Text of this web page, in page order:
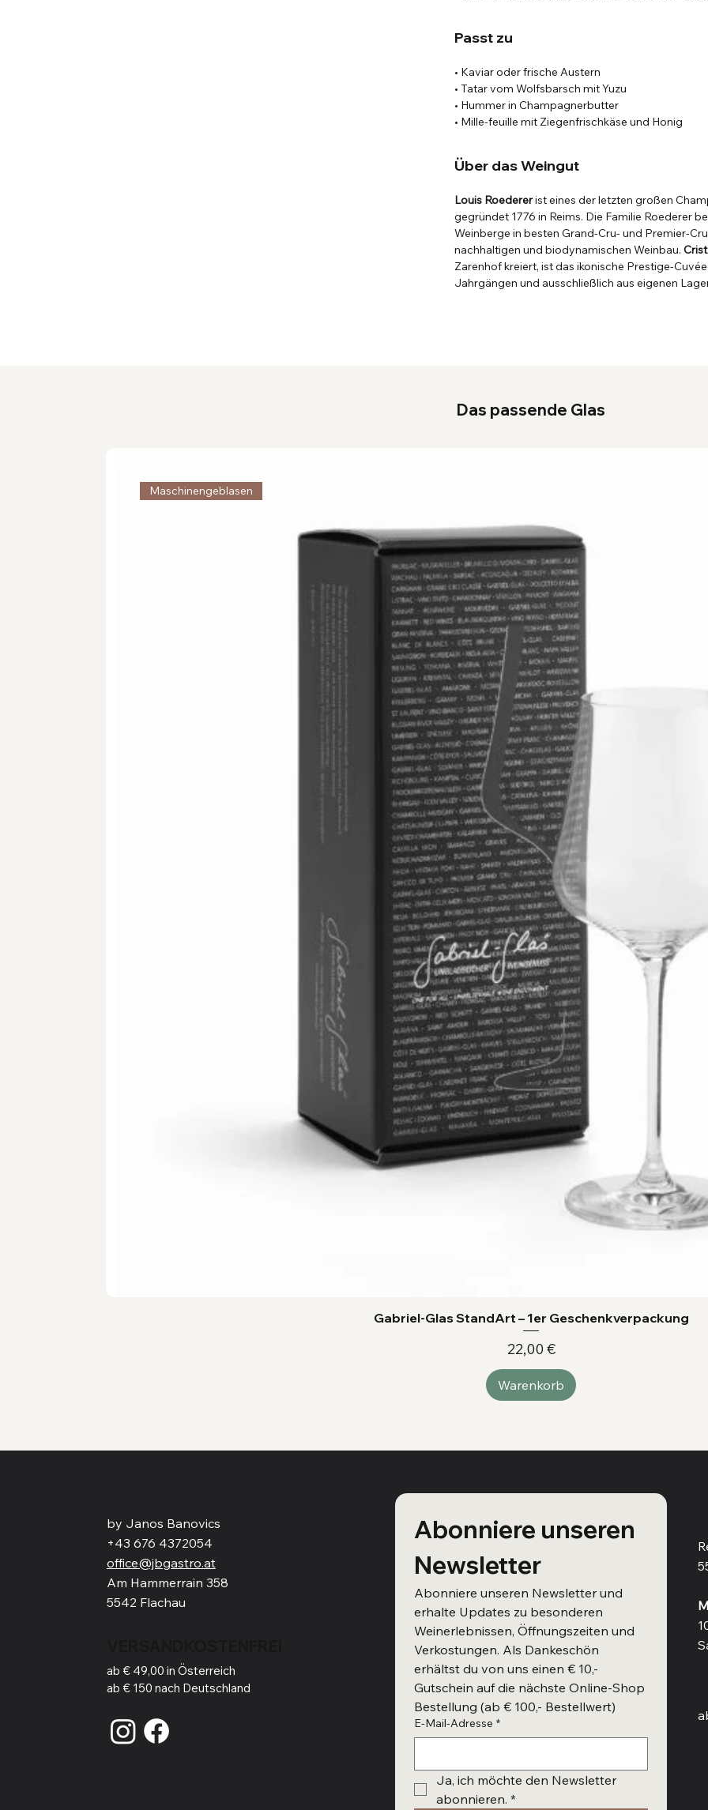
Das passende Glas
Maschinengeblasen
Gabriel-Glas StandArt – 1er Geschenkverpackung
Preis
22,00 €
Warenkorb
Passt zu
• Kaviar oder frische Austern
• Tatar vom Wolfsbarsch mit Yuzu
• Hummer in Champagnerbutter
• Mille-feuille mit Ziegenfrischkäse und Honig
Über das Weingut
Louis Roedererist eines der letzten großen
gegründet 1776 in Reims. Die Familie Roederer
Weinberge in besten Grand-Cru- und Premier-
nachhaltigen und biodynamischen Weinbau.
Zarenhof kreiert, ist das ikonische Prestige-
Jahrgängen und ausschließlich aus eigenen
by Janos Banovics
+43 676 4372054
office@jbgastro.at
Am Hammerrain 358
5542 Flachau
ab € 49,00 in Österreich
ab € 150 nach Deutschland
Abonniere unseren
Newsletter
Abonniere unseren Newsletter und
erhalte Updates zu besonderen
Weinerlebnissen, Öffnungszeiten und
Verkostungen. Als Dankeschön
erhältst du von uns einen € 10,-
Gutschein auf die nächste Online-Shop
Bestellung (ab € 100,- Bestellwert)
E-Mail-Adresse *
Ja, ich möchte den Newsletter
abonnieren. *